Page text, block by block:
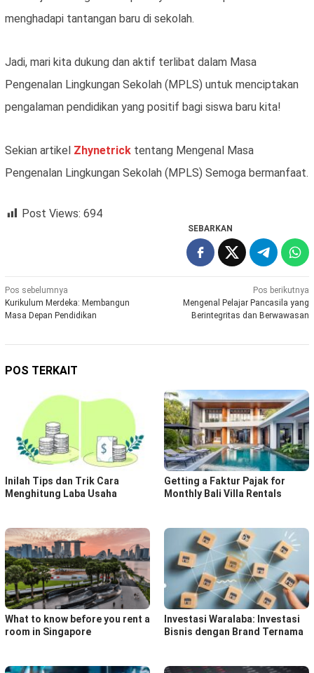
menghadapi tantangan baru di sekolah.
Jadi, mari kita dukung dan aktif terlibat dalam Masa
Pengenalan Lingkungan Sekolah (MPLS) untuk menciptakan
pengalaman pendidikan yang positif bagi siswa baru kita!
Sekian artikel Zhynetrick tentang Mengenal Masa
Pengenalan Lingkungan Sekolah (MPLS) Semoga bermanfaat.
Post Views: 694
SEBARKAN
Navigasi
pos
Pos sebelumnya
Kurikulum Merdeka: Membangun
Masa Depan Pendidikan
Pos berikutnya
Mengenal Pelajar Pancasila yang
Berintegritas dan Berwawasan
POS TERKAIT
Inilah Tips dan Trik Cara
Menghitung Laba Usaha
Getting a Faktur Pajak for
Monthly Bali Villa Rentals
What to know before you rent a
room in Singapore
Investasi Waralaba: Investasi
Bisnis dengan Brand Ternama